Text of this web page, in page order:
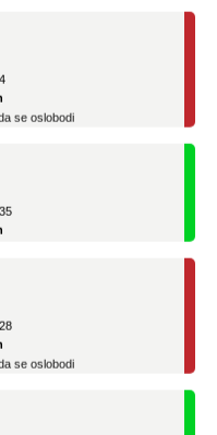
se oslobodi
se oslobodi